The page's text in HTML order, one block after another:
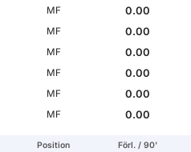
MF
0.00
MF
0.00
MF
0.00
MF
0.00
MF
0.00
MF 0.00
Position Förl. / 90'